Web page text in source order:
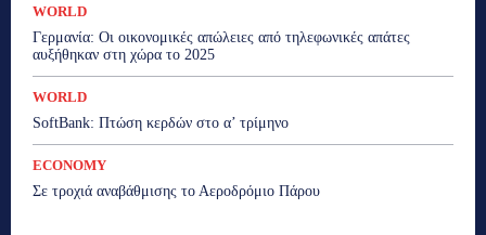
WORLD
Γερμανία: Οι οικονομικές απώλειες από τηλεφωνικές απάτες
αυξήθηκαν στη χώρα το 2025
WORLD
SoftBank: Πτώση κερδών στο α’ τρίμηνο
ECONOMY
Σε τροχιά αναβάθμισης το Αεροδρόμιο Πάρου